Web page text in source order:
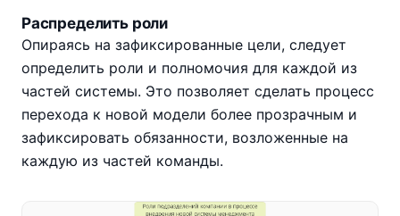
Распределить роли
Опираясь на зафиксированные цели, следует
определить роли и полномочия для каждой из
частей системы. Это позволяет сделать процесс
перехода к новой модели более прозрачным и
зафиксировать обязанности, возложенные на
каждую из частей команды.